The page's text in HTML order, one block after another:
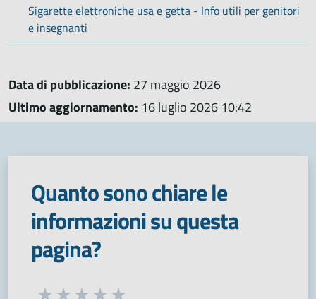
Sigarette elettroniche usa e getta - Info utili per genitori
e insegnanti
(si apre in una nuova scheda)
Data di pubblicazione: 27 maggio 2026
Ultimo aggiornamento: 16 luglio 2026 10:42
Quanto sono chiare le
informazioni su questa
pagina?
Seleziona una valutazione da 1 a 5 stelle